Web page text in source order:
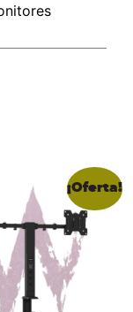
¡Oferta!